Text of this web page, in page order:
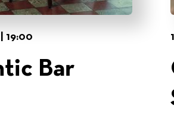
19:00
Bar